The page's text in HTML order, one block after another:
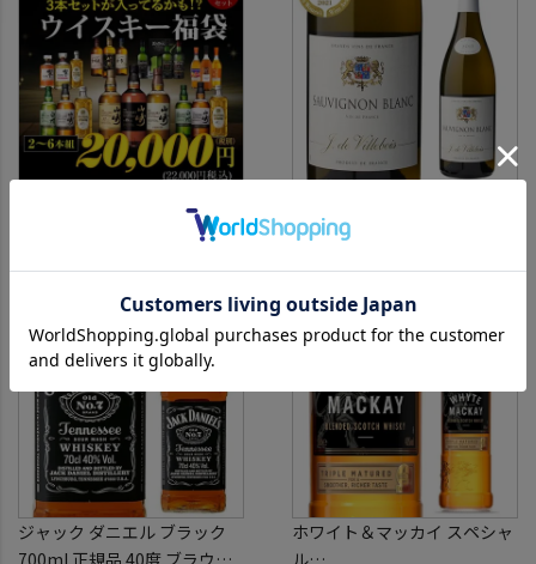
ュ リカーマウンテン 福袋 WK
くじ 【送
12年/山崎の3本セットが入っ
(1P)
[2024] or [2025] ヴィルボワ
ジャック ダニエル ブラック
700ml 正規品 40度 ブラウン
ホワイト＆マッカイ スペシャ
ル